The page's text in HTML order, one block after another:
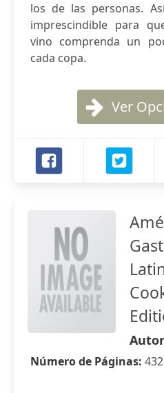
los de las personas.
imprescindible para
vino comprenda un
cada copa.
Ver
Número de Páginas: 432